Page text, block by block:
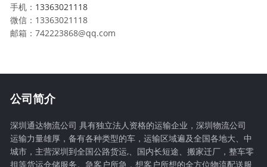
手机： 13363021118
微信：13363021118
邮箱：742223868@qq.com
公司简介
深圳通达物流公司 具有独立法人资格的运输企业，深圳物流公司
运输力量雄厚，备有各种类型的车，运输区域遍及全国各地大、中
城市，主营深圳到全国公路货运,、国内长短途、搬家迁厂，整车零
担等货运仓储服务。急客户所急，想客户所想的全方位物流配送服